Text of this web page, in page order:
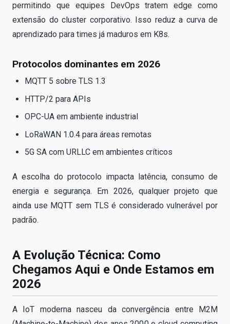
permitindo que equipes DevOps tratem edge como
extensão do cluster corporativo. Isso reduz a curva de
aprendizado para times já maduros em K8s.
Protocolos dominantes em 2026
MQTT 5 sobre TLS 1.3
HTTP/2 para APIs
OPC-UA em ambiente industrial
LoRaWAN 1.0.4 para áreas remotas
5G SA com URLLC em ambientes críticos
A escolha do protocolo impacta latência, consumo de
energia e segurança. Em 2026, qualquer projeto que
ainda use MQTT sem TLS é considerado vulnerável por
padrão.
A Evolução Técnica: Como
Chegamos Aqui e Onde Estamos em
2026
A IoT moderna nasceu da convergência entre M2M